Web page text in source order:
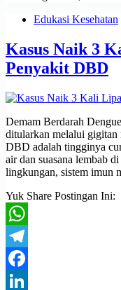
Edukasi Kesehatan
Kasus Naik 3
Penyakit DBD
Demam Berdarah
ditularkan melalui gigitan
DBD adalah tingginya
air dan suasana lembab
lingkungan, sistem imun
Yuk Share Postingan Ini:
WhatsApp
Telegram
Facebook